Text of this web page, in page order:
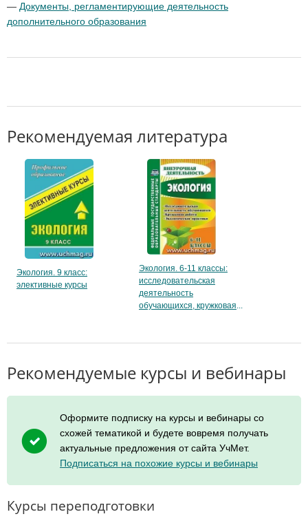
— Документы, регламентирующие деятельность
дополнительного образования
Рекомендуемая литература
Экология. 9 класс:
элективные курсы
Экология. 6-11 классы:
исследовательская
деятельность
обучающихся, кружковая
Рекомендуемые курсы и вебинары
Оформите подписку на курсы и вебинары со
схожей тематикой и будете вовремя получать
актуальные предложения от сайта УчМет.
Подписаться на похожие курсы и вебинары
Курсы переподготовки